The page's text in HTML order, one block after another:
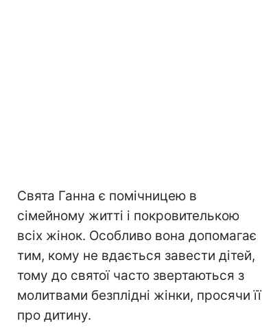
Свята Ганна є помічницею в
сімейному житті і покровителькою
всіх жінок. Особливо вона допомагає
тим, кому не вдається завести дітей,
тому до святої часто звертаються з
молитвами безплідні жінки, просячи її
про дитину.